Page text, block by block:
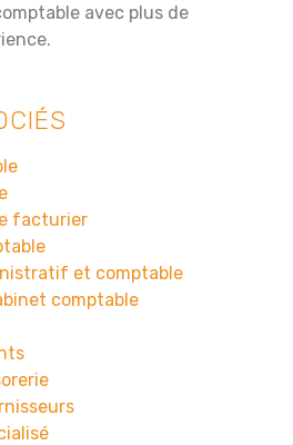
avec plus de
facturier
et comptable
comptable